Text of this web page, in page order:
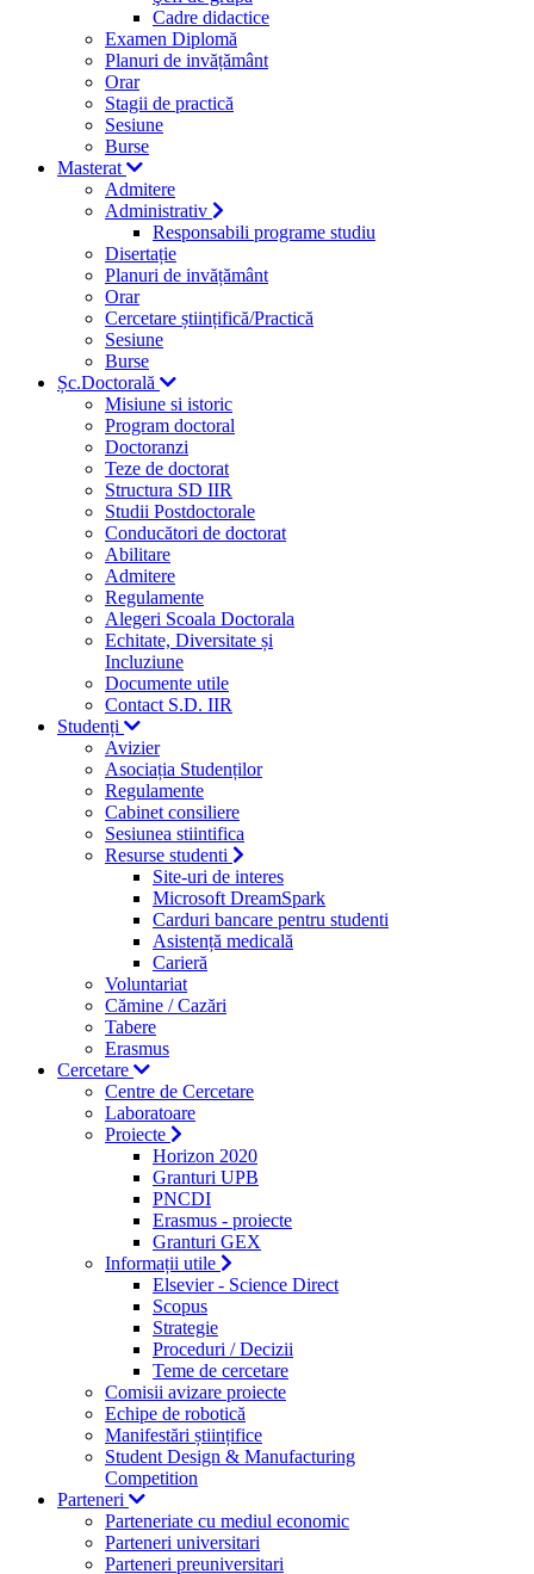
Cadre didactice
Examen Diplomă
Planuri de invățământ
Orar
Stagii de practică
Sesiune
Burse
Masterat
Admitere
Administrativ
Responsabili programe studiu
Disertație
Planuri de invățământ
Orar
Cercetare științifică/Practică
Sesiune
Burse
Șc.Doctorală
Misiune si istoric
Program doctoral
Doctoranzi
Teze de doctorat
Structura SD IIR
Studii Postdoctorale
Conducători de doctorat
Abilitare
Admitere
Regulamente
Alegeri Scoala Doctorala
Echitate, Diversitate și
Incluziune
Documente utile
Contact S.D. IIR
Studenți
Avizier
Asociația Studenților
Regulamente
Cabinet consiliere
Sesiunea stiintifica
Resurse studenti
Site-uri de interes
Microsoft DreamSpark
Carduri bancare pentru studenti
Asistență medicală
Carieră
Voluntariat
Cămine / Cazări
Tabere
Erasmus
Cercetare
Centre de Cercetare
Laboratoare
Proiecte
Horizon 2020
Granturi UPB
PNCDI
Erasmus - proiecte
Granturi GEX
Informații utile
Elsevier - Science Direct
Scopus
Strategie
Proceduri / Decizii
Teme de cercetare
Comisii avizare proiecte
Echipe de robotică
Manifestări științifice
Student Design & Manufacturing
Competition
Parteneri
Parteneriate cu mediul economic
Parteneri universitari
Parteneri preuniversitari